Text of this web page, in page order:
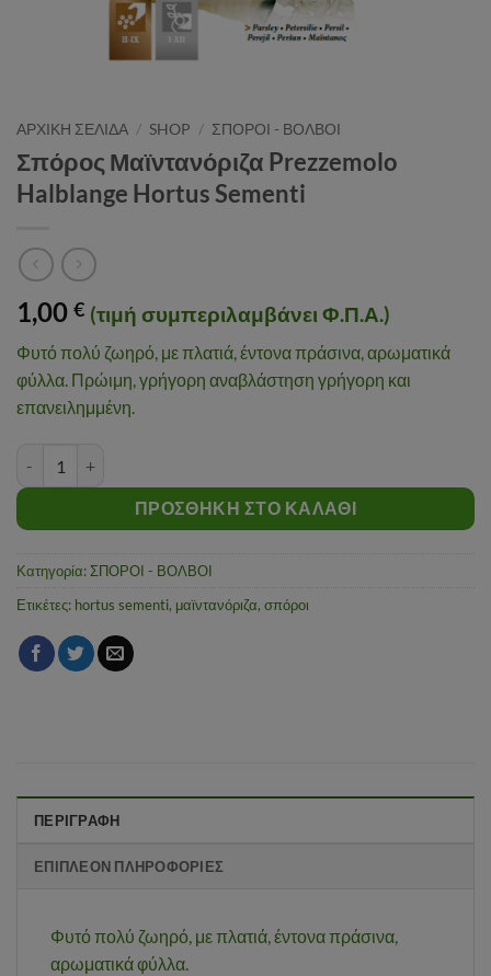
ΑΡΧΙΚΉ ΣΕΛΊΔΑ / SHOP / ΣΠΟΡΟΙ - ΒΟΛΒΟΙ
Σπόρος Μαϊντανόριζα Prezzemolo
Halblange Hortus Sementi
1,00 € (τιμή συμπεριλαμβάνει Φ.Π.Α.)
Φυτό πολύ ζωηρό, με πλατιά, έντονα πράσινα, αρωματικά
φύλλα. Πρώιμη, γρήγορη αναβλάστηση γρήγορη και
επανειλημμένη.
ΠΡΟΣΘΉΚΗ ΣΤΟ ΚΑΛΆΘΙ
Κατηγορία:ΣΠΟΡΟΙ - ΒΟΛΒΟΙ
Ετικέτες: hortus sementi, μαϊντανόριζα, σπόροι
ΠΕΡΙΓΡΑΦΉ
ΕΠΙΠΛΈΟΝ ΠΛΗΡΟΦΟΡΊΕΣ
Φυτό πολύ ζωηρό, με πλατιά, έντονα πράσινα,
αρωματικά φύλλα.